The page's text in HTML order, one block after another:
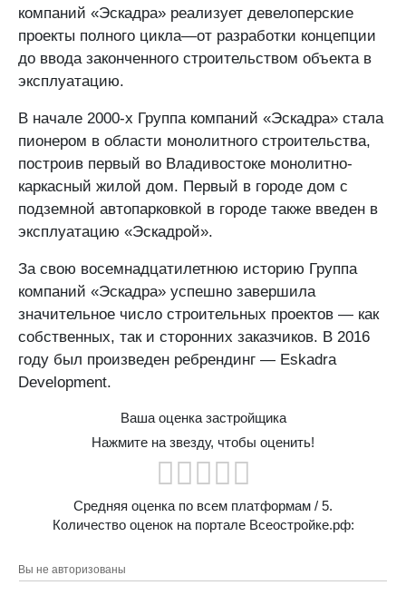
компаний «Эскадра» реализует девелоперские
проекты полного цикла—от разработки концепции
до ввода законченного строительством объекта в
эксплуатацию.
В начале 2000-х Группа компаний «Эскадра» стала
пионером в области монолитного строительства,
построив первый во Владивостоке монолитно-
каркасный жилой дом. Первый в городе дом с
подземной автопарковкой в городе также введен в
эксплуатацию «Эскадрой».
За свою восемнадцатилетнюю историю Группа
компаний «Эскадра» успешно завершила
значительное число строительных проектов — как
собственных, так и сторонних заказчиков. В 2016
году был произведен ребрендинг — Eskadra
Development.
Ваша оценка застройщика
Нажмите на звезду, чтобы оценить!
Средняя оценка по всем платформам / 5.
Количество оценок на портале Всеостройке.рф:
Вы не авторизованы